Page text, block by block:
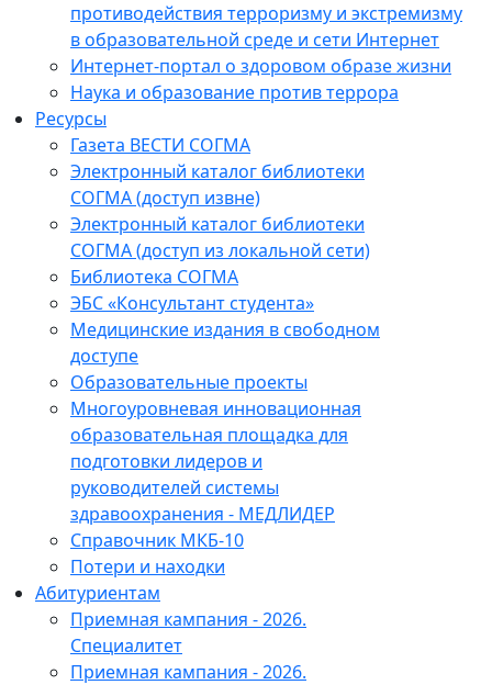
противодействия терроризму и экстремизму
в образовательной среде и сети Интернет
Интернет-портал о здоровом образе жизни
Наука и образование против террора
Ресурсы
Газета ВЕСТИ СОГМА
Электронный каталог библиотеки
СОГМА (доступ извне)
Электронный каталог библиотеки
СОГМА (доступ из локальной сети)
Библиотека СОГМА
ЭБС «Консультант студента»
Медицинские издания в свободном
доступе
Образовательные проекты
Многоуровневая инновационная
образовательная площадка для
подготовки лидеров и
руководителей системы
здравоохранения - МЕДЛИДЕР
Справочник МКБ-10
Потери и находки
Абитуриентам
Приемная кампания - 2026.
Специалитет
Приемная кампания - 2026.